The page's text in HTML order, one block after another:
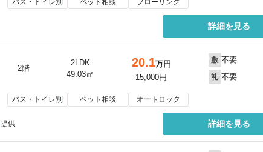
詳細を見る
2階
2LDK
49.03㎡
20.1万円
15,000円
敷 不要
礼 不要
バス・トイレ別 ペット相談 オートロック
提供 詳細を見る